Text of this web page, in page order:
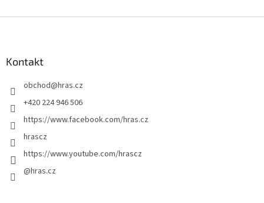
Kontakt
obchod@hras.cz
+420 224 946 506
https://www.facebook.com/hras.cz
hrascz
https://www.youtube.com/hrascz
@hras.cz